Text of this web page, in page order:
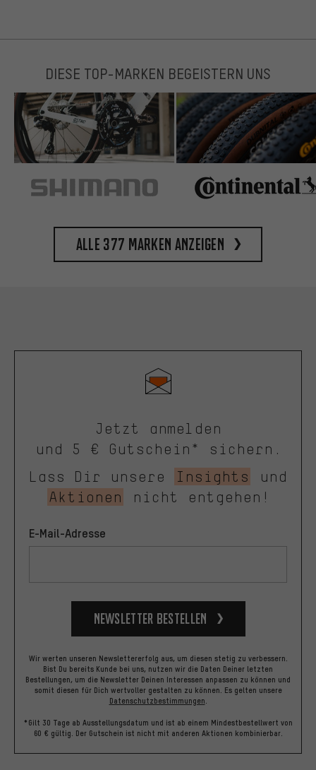
DIESE TOP-MARKEN BEGEISTERN UNS
Alle 377 Marken anzeigen
Jetzt anmelden
und 5 € Gutschein* sichern.
Lass Dir unsere
Insights
und
Aktionen
nicht entgehen!
E-Mail-Adresse
Newsletter bestellen
Wir werten unseren Newslettererfolg aus, um diesen stetig zu verbessern.
Bist Du bereits Kunde bei uns, nutzen wir die Daten Deiner letzten
Bestellungen, um die Newsletter Deinen Interessen anpassen zu können und
somit diesen für Dich wertvoller gestalten zu können. Es gelten unsere
Datenschutzbestimmungen.
*Gilt 30 Tage ab Ausstellungsdatum und ist ab einem Mindestbestellwert von
60 € gültig. Der Gutschein ist nicht mit anderen Aktionen kombinierbar.